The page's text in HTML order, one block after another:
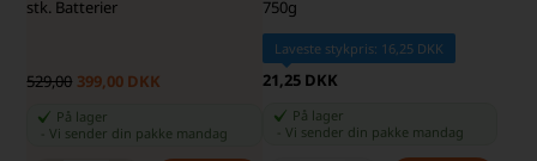
stk. Batterier
529,00 399,00 DKK
På lager
-Vi sender din pakke mandag
750g
Laveste stykpris: 16,25 DKK
21,25 DKK
På lager
Vi sender din pakke mandag